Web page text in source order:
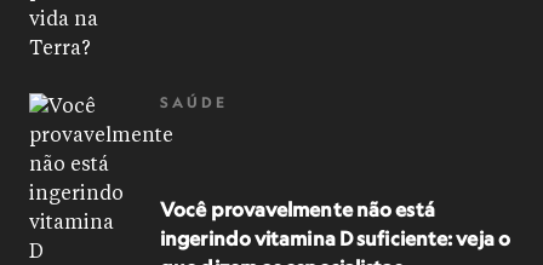
SAÚDE
Você provavelmente não está
ingerindo vitamina D suficiente: veja o